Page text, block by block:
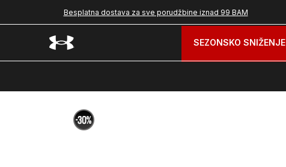
Besplatna dostava za sve porudžbine iznad 99 BAM
SEZONSKO SNIŽENJE